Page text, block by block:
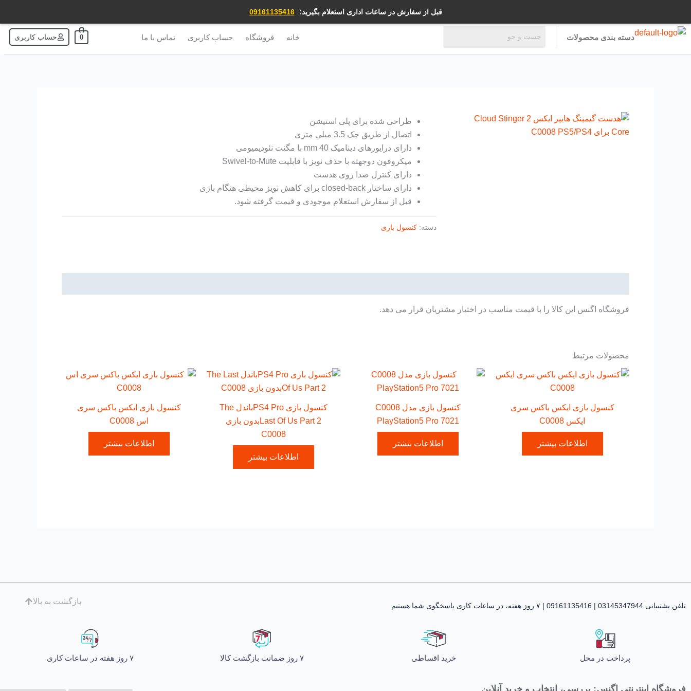
قبل از سفارش در ساعات اداری استعلام بگیرید: 09161135416
محتوا
دسته بندی محصولات خانه فروشگاه حساب کاربری تماس با ما 0 حساب کاربری
طراحی شده برای پلی استیشن
اتصال از طریق جک 3.5 میلی متری
دارای درایورهای دینامیک 40 mm با مگنت نئودیمیومی
میکروفون دوجهته با حذف نویز با قابلیت Swivel-to-Mute
دارای کنترل صدا روی هدست
دارای ساختار closed-back برای کاهش نویز محیطی هنگام بازی
قبل از سفارش استعلام موجودی و قیمت گرفته شود.
دسته:کنسول بازی
فروشگاه اگنس این کالا را با قیمت مناسب در اختیار مشتریان قرار می دهد.
محصولات مرتبط
کنسول بازی ایکس باکس سری
ایکس C0008
اطلاعات بیشتر
کنسول بازی مدل C0008
PlayStation5 Pro 7021
اطلاعات بیشتر
کنسول بازی PS4 Proباندل The
Last Of Us Part 2بدون بازی
C0008
اطلاعات بیشتر
کنسول بازی ایکس باکس سری
اس C0008
اطلاعات بیشتر
تلفن پشتیبانی 03145347944 | 09161135416 | ۷ روز هفته، در ساعات کاری پاسخگوی شما هستیم
بازگشت به بالا
پرداخت در محل خرید اقساطی ۷ روز ضمانت بازگشت کالا ۷ روز هفته در ساعات کاری
فروشگاه اینترنتی اگنس: بررسی، انتخاب و خرید آنلاین